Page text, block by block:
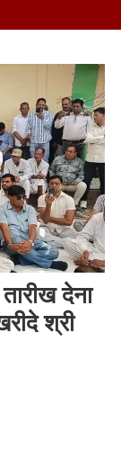
देना
श्री